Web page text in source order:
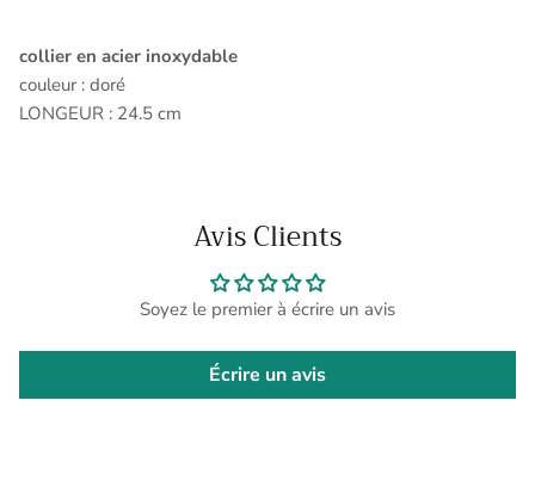
collier en acier inoxydable
couleur : doré
LONGEUR : 24.5 cm
Avis Clients
Soyez le premier à écrire un avis
Écrire un avis